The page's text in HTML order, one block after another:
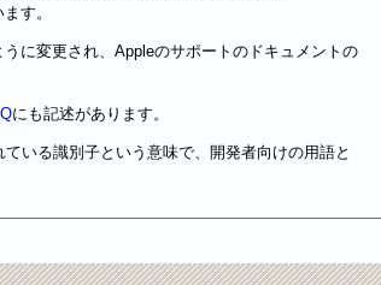
す。
うに変更され、Appleのサポートのドキュメントの
にも記述があります。
いる識別子という意味で、開発者向けの用語と